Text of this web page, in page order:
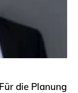
die Planung